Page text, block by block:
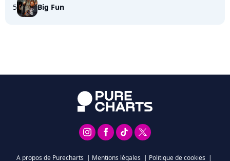
5 Big Fun
A propos de Purecharts | Mentions légales | Politique de cookies |